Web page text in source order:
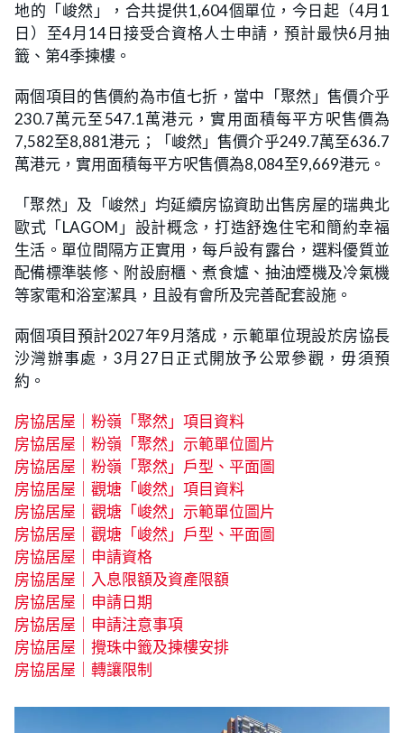
地的「峻然」，合共提供1,604個單位，今日起（4月1
日）至4月14日接受合資格人士申請，預計最快6月抽
籤、第4季揀樓。
兩個項目的售價約為市值七折，當中「聚然」售價介乎
230.7萬元至547.1萬港元，實用面積每平方呎售價為
7,582至8,881港元；「峻然」售價介乎249.7萬至636.7
萬港元，實用面積每平方呎售價為8,084至9,669港元。
「聚然」及「峻然」均延續房協資助出售房屋的瑞典北
歐式「LAGOM」設計概念，打造舒逸住宅和簡約幸福
生活。單位間隔方正實用，每戶設有露台，選料優質並
配備標準裝修、附設廚櫃、煮食爐、抽油煙機及冷氣機
等家電和浴室潔具，且設有會所及完善配套設施。
兩個項目預計2027年9月落成，示範單位現設於房協長
沙灣辦事處，3月27日正式開放予公眾參觀，毋須預
約。
房協居屋｜粉嶺「聚然」項目資料
房協居屋｜粉嶺「聚然」示範單位圖片
房協居屋｜粉嶺「聚然」戶型、平面圖
房協居屋｜觀塘「峻然」項目資料
房協居屋｜觀塘「峻然」示範單位圖片
房協居屋｜觀塘「峻然」戶型、平面圖
房協居屋｜申請資格
房協居屋｜入息限額及資產限額
房協居屋｜申請日期
房協居屋｜申請注意事項
房協居屋｜攪珠中籤及揀樓安排
房協居屋｜轉讓限制